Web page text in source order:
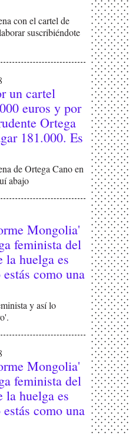
con el cartel de
suscribiéndote
un cartel
euros y por
Ortega
181.000. Es
de Ortega Cano en
abajo
Mongolia'
feminista del
la huelga es
como una
y así lo
Mongolia'
feminista del
la huelga es
como una